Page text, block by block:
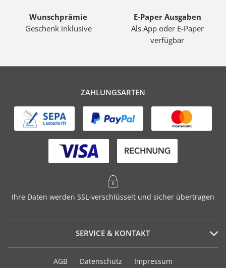
Wunschprämie
Geschenk inklusive
E-Paper Ausgaben
Als App oder E-Paper
verfügbar
ZAHLUNGSARTEN
Ihre Daten werden SSL-verschlüsselt und sicher übertragen
SERVICE & KONTAKT
Serviceportal
AGB Datenschutz Impressum